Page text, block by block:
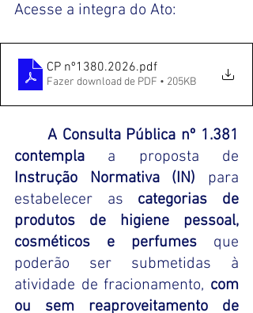
Acesse a integra do Ato:
CP nº1380.2026.pdf
Fazer download de PDF • 205KB
contempla
Instrução Normativa (IN) para
estabelecer as categorias de
produtos de higiene pessoal,
cosméticos e perfumes que
poderão ser submetidas à
atividade de fracionamento, com
ou sem reaproveitamento de